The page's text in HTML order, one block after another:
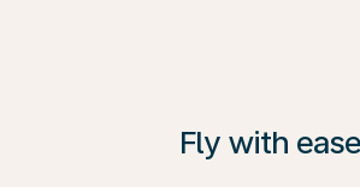
Fly with ease